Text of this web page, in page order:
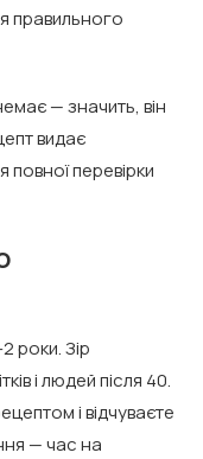
правильного
— значить, він
видає
перевірки
роки. Зір
і людей після 40.
і відчуваєте
— час на